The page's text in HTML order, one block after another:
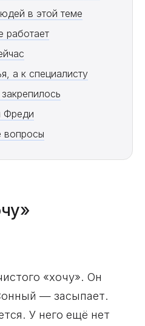
в этой теме
работает
а к специалисту
Фреди
вопросы
«хочу». Он
— засыпает.
У него ещё нет